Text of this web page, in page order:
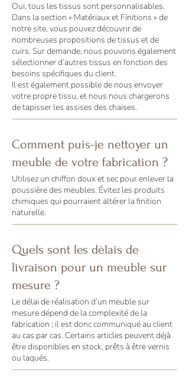
Oui, tous les tissus sont personnalisables.
Dans la section « Matériaux et Finitions » de
notre site, vous pouvez découvrir de
nombreuses propositions de tissus et de
cuirs. Sur demande, nous pouvons également
sélectionner d’autres tissus en fonction des
besoins spécifiques du client.
Il est également possible de nous envoyer
votre propre tissu, et nous nous chargerons
de tapisser les assises des chaises.
Comment puis-je nettoyer un
meuble de votre fabrication ?
Utilisez un chiffon doux et sec pour enlever la
poussière des meubles. Évitez les produits
chimiques qui pourraient altérer la finition
naturelle.
Quels sont les délais de
livraison pour un meuble sur
mesure ?
Le délai de réalisation d’un meuble sur
mesure dépend de la complexité de la
fabrication ; il est donc communiqué au client
au cas par cas. Certains articles peuvent déjà
être disponibles en stock, prêts à être vernis
ou laqués.